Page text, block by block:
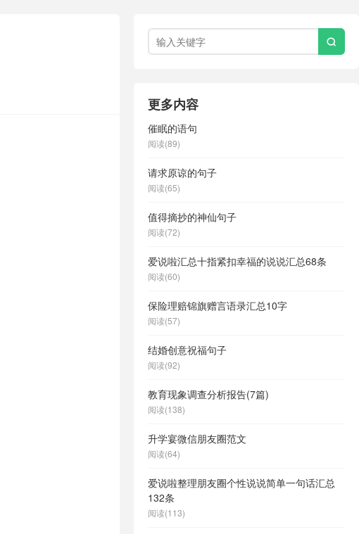

更多内容
催眠的语句
阅读(89)
请求原谅的句子
阅读(65)
值得摘抄的神仙句子
阅读(72)
爱说啦汇总十指紧扣幸福的说说汇总68条
阅读(60)
保险理赔锦旗赠言语录汇总10字
阅读(57)
结婚创意祝福句子
阅读(92)
教育现象调查分析报告(7篇)
阅读(138)
升学宴微信朋友圈范文
阅读(64)
爱说啦整理朋友圈个性说说简单一句话汇总
132条
阅读(113)